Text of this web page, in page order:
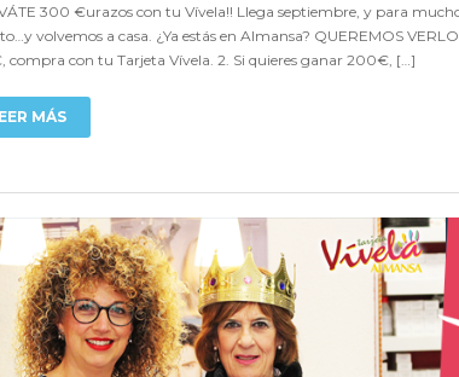
300 €urazos con tu Vívela!! Llega septiembre, y para
volvemos a casa. ¿Ya estás en Almansa? QUEREMOS
compra con tu Tarjeta Vívela. 2. Si quieres ganar 200€, […]
MÁS